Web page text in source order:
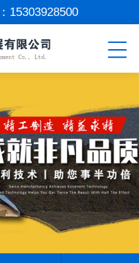
15303928500